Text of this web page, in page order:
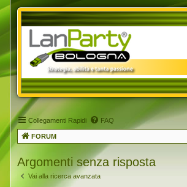
Collegamenti Rapidi FAQ
FORUM
Argomenti senza risposta
Vai alla ricerca avanzata